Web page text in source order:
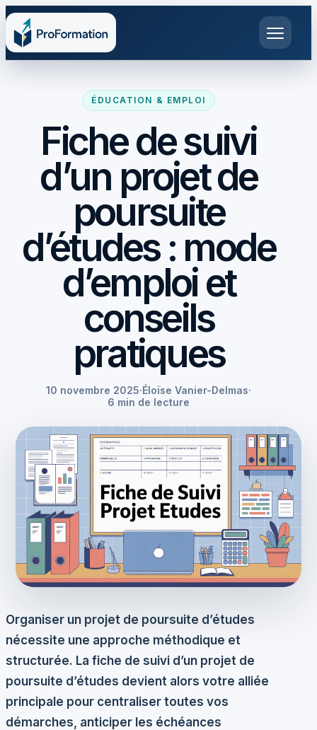
ÉDUCATION & EMPLOI
Fiche de suivi
d’un projet de
poursuite
d’études : mode
d’emploi et
conseils
pratiques
10 novembre 2025·Éloïse Vanier-Delmas·
6 min de lecture
Organiser un projet de poursuite d’études
nécessite une approche méthodique et
structurée. La fiche de suivi d’un projet de
poursuite d’études devient alors votre alliée
principale pour centraliser toutes vos
démarches, anticiper les échéances